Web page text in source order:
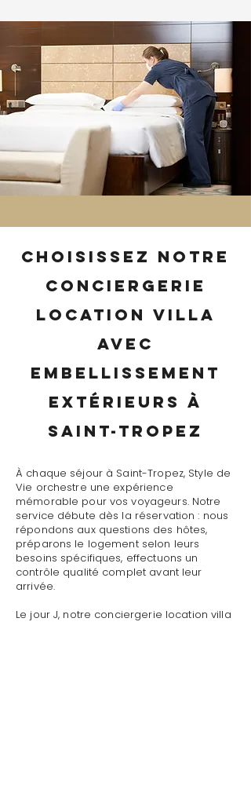
Choisissez notre
conciergerie
location villa
avec
embellissement
extérieurs à
Saint-Tropez
À chaque séjour à Saint-Tropez, Style de
Vie orchestre une expérience
mémorable pour vos voyageurs. Notre
service débute dès la réservation : nous
répondons aux questions des hôtes,
préparons le logement selon leurs
besoins spécifiques, effectuons un
contrôle qualité complet avant leur
arrivée.
Le jour J, notre conciergerie location villa